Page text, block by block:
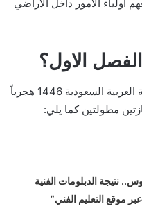
أولياء الأمور داخل الأراضي
الاول؟
السعودية 1446 هجرياً
مطولتين كما يلي:
نتيجة الدبلومات الفنية